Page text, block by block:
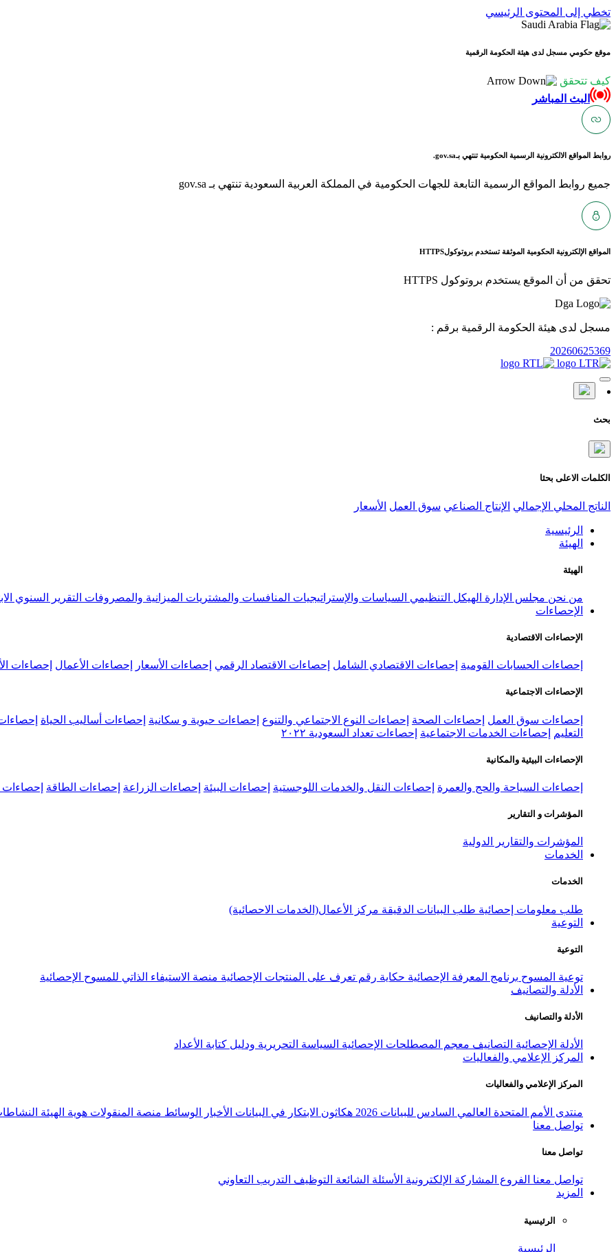
تخطي إلى المحتوى الرئيسي
موقع حكومي مسجل لدى هيئة الحكومة الرقمية
كيف تتحقق
البث المباشر
روابط المواقع الالكترونية الرسمية الحكومية تنتهي بـgov.sa.
جميع روابط المواقع الرسمية التابعة للجهات الحكومية في المملكة العربية السعودية تنتهي بـ gov.sa
المواقع الإلكترونية الحكومية الموثقة تستخدم بروتوكولHTTPS
تحقق من أن الموقع يستخدم بروتوكول HTTPS
مسجل لدى هيئة الحكومة الرقمية برقم :
20260625369
بحث
الكلمات الاعلى بحثا
الناتج المحلي الإجمالي الإنتاج الصناعي سوق العمل الأسعار
الرئيسية
الهيئة
الهيئة
من نحن مجلس الإدارة الهيكل التنظيمي السياسات والإستراتيجيات المنافسات والمشتريات الميزانية والمصروفات التقرير السنوي
الإحصاءات
الإحصاءات الاقتصادية
إحصاءات الحسابات القومية إحصاءات الاقتصادي الشامل إحصاءات الاقتصاد الرقمي إحصاءات الأسعار إحصاءات الأعمال إحصاءات
الإحصاءات الاجتماعية
إحصاءات سوق العمل إحصاءات الصحة إحصاءات النوع الاجتماعي والتنوع إحصاءات حيوية و سكانية إحصاءات أساليب الحياة
التعليم
إحصاءات الخدمات الاجتماعية إحصاءات تعداد السعودية ٢٠٢٢
الإحصاءات البيئية والمكانية
إحصاءات السياحة والحج والعمرة إحصاءات النقل والخدمات اللوجستية إحصاءات البيئة إحصاءات الزراعة إحصاءات الطاقة إحصاءات
المؤشرات و التقارير
المؤشرات والتقارير الدولية
الخدمات
الخدمات
طلب معلومات إحصائية طلب البيانات الدقيقة مركز الأعمال(الخدمات الاحصائية)
التوعية
التوعية
توعية المسوح برنامج المعرفة الإحصائية حكاية رقم تعرف على المنتجات الإحصائية منصة الاستيفاء الذاتي للمسوح الإحصائية
الأدلة والتصانيف
الأدلة والتصانيف
الأدلة الإحصائية التصانيف معجم المصطلحات الإحصائية السياسة التحريرية ودليل كتابة الأعداد
المركز الإعلامي والفعاليات
المركز الإعلامي والفعاليات
منتدى الأمم المتحدة العالمي السادس للبيانات 2026 هكاثون الابتكار في البيانات الأخبار الوسائط منصة المنقولات هوية الهيئة
تواصل معنا
تواصل معنا
تواصل معنا الفروع المشاركة الإلكترونية الأسئلة الشائعة التوظيف التدريب التعاوني
المزيد
الرئيسية
الرئيسية